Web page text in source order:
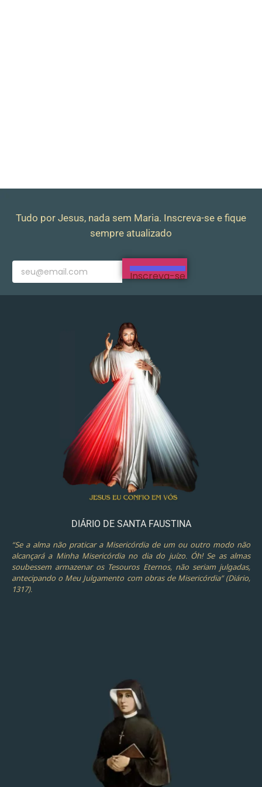
Tudo por Jesus, nada sem Maria. Inscreva-se e fique
sempre atualizado
Inscreva-se
DIÁRIO DE SANTA FAUSTINA
“Se a alma não praticar a Misericórdia de um ou outro modo não
alcançará a Minha Misericórdia no dia do juízo. Óh! Se as almas
soubessem armazenar os Tesouros Eternos, não seriam julgadas,
antecipando o Meu Julgamento com obras de Misericórdia” (Diário,
1317).